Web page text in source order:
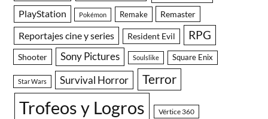
PlayStation Pokémon Remake Remaster
Reportajes cine y series Resident Evil RPG
Shooter Sony Pictures Soulslike Square Enix
Star Wars Survival Horror Terror
Trofeos y Logros Vértice 360